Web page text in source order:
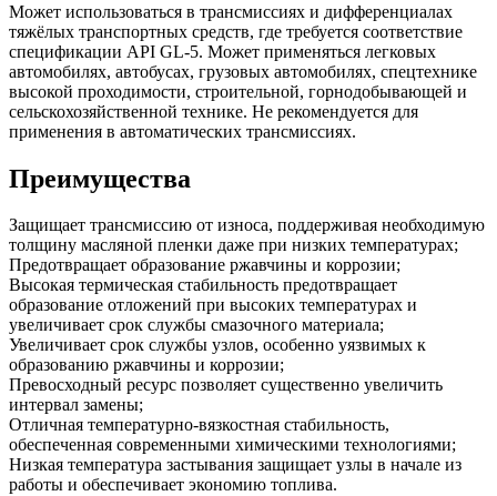
Может использоваться в трансмиссиях и дифференциалах
тяжёлых транспортных средств, где требуется соответствие
спецификации API GL-5. Может применяться легковых
автомобилях, автобусах, грузовых автомобилях, спецтехнике
высокой проходимости, строительной, горнодобывающей и
сельскохозяйственной технике. Не рекомендуется для
применения в автоматических трансмиссиях.
Преимущества
Защищает трансмиссию от износа, поддерживая необходимую
толщину масляной пленки даже при низких температурах;
Предотвращает образование ржавчины и коррозии;
Высокая термическая стабильность предотвращает
образование отложений при высоких температурах и
увеличивает срок службы смазочного материала;
Увеличивает срок службы узлов, особенно уязвимых к
образованию ржавчины и коррозии;
Превосходный ресурс позволяет существенно увеличить
интервал замены;
Отличная температурно-вязкостная стабильность,
обеспеченная современными химическими технологиями;
Низкая температура застывания защищает узлы в начале из
работы и обеспечивает экономию топлива.